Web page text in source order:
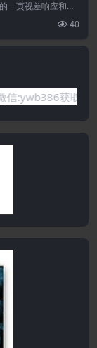
板
一页视差响应和视
40
获取帮助！